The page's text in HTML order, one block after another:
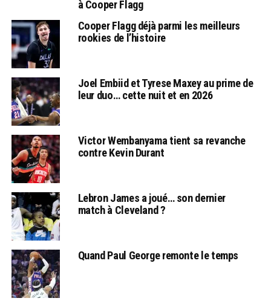
à Cooper Flagg
Cooper Flagg déjà parmi les meilleurs
rookies de l’histoire
Joel Embiid et Tyrese Maxey au prime de
leur duo… cette nuit et en 2026
Victor Wembanyama tient sa revanche
contre Kevin Durant
Lebron James a joué… son dernier
match à Cleveland ?
Quand Paul George remonte le temps